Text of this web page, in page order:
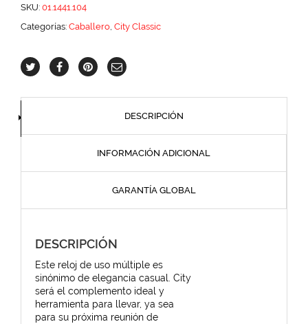
SKU: 01.1441.104
Categorías: Caballero, City Classic
DESCRIPCIÓN
INFORMACIÓN ADICIONAL
GARANTÍA GLOBAL
DESCRIPCIÓN
Este reloj de uso múltiple es
sinónimo de elegancia casual. City
será el complemento ideal y
herramienta para llevar, ya sea
para su próxima reunión de